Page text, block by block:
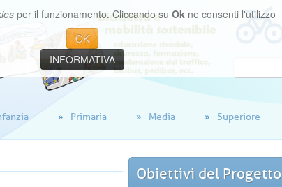
per il funzionamento. Cliccando su Okne consenti l'utilizzo
OK
INFORMATIVA
Primaria Media Superiore
Obiettivi del Progetto